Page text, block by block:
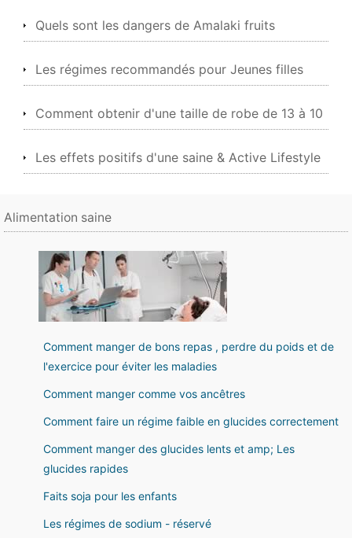
Quels sont les dangers de Amalaki fruits
Les régimes recommandés pour Jeunes filles
Comment obtenir d'une taille de robe de 13 à 10
Les effets positifs d'une saine & Active Lifestyle
Alimentation saine
Comment manger de bons repas , perdre du poids et de
l'exercice pour éviter les maladies
Comment manger comme vos ancêtres
Comment faire un régime faible en glucides correctement
Comment manger des glucides lents et amp; Les
glucides rapides
Faits soja pour les enfants
Les régimes de sodium - réservé